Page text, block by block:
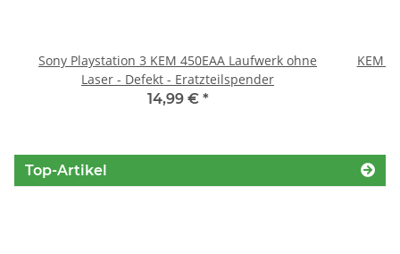
Sony Playstation 3 KEM 450EAA Laufwerk ohne
Laser - Defekt - Eratzteilspender
14,99 € *
KEM
Top-Artikel